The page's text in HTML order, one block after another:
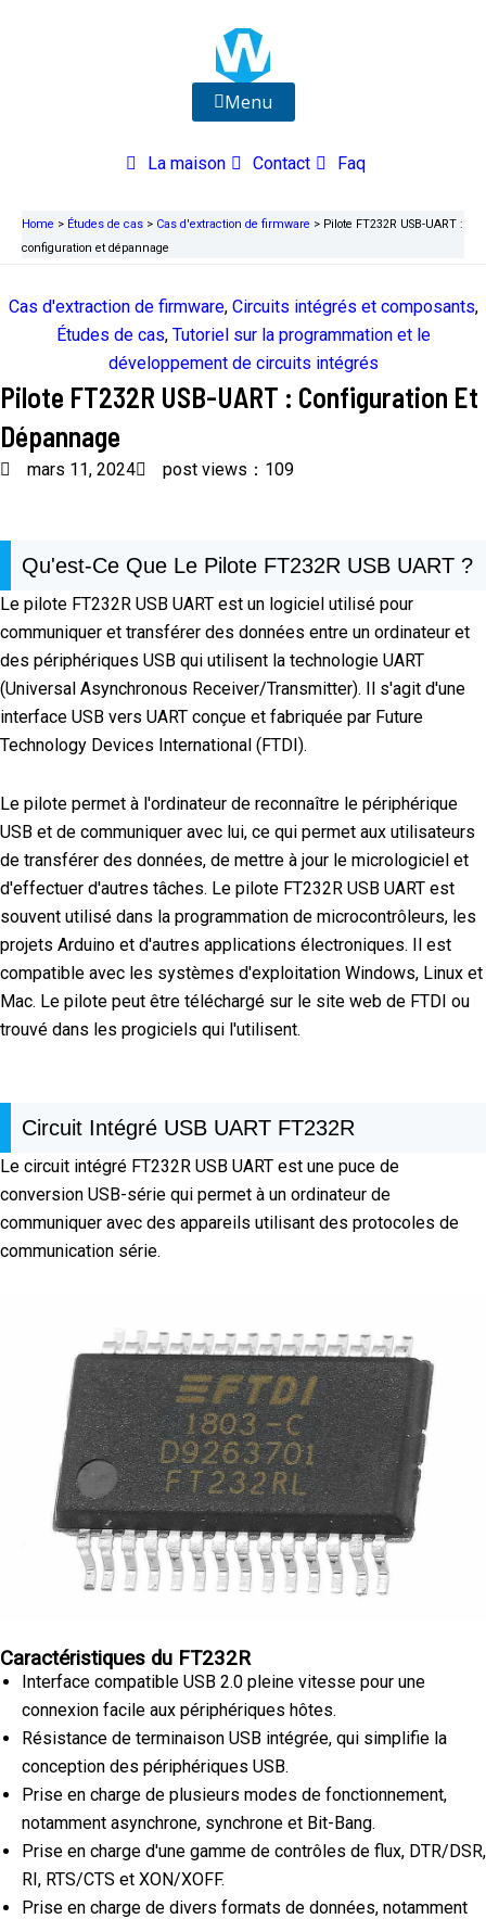
Menu
La maison Contact Faq
Home > Études de cas > Cas d'extraction de firmware > Pilote FT232R USB-UART :
configuration et dépannage
Cas d'extraction de firmware, Circuits intégrés et composants,
Études de cas, Tutoriel sur la programmation et le
développement de circuits intégrés
Pilote FT232R USB-UART : Configuration Et
Dépannage
mars 11, 2024 post views：109
Qu'est-Ce Que Le Pilote FT232R USB UART ?
Le pilote FT232R USB UART est un logiciel utilisé pour
communiquer et transférer des données entre un ordinateur et
des périphériques USB qui utilisent la technologie UART
(Universal Asynchronous Receiver/Transmitter). Il s'agit d'une
interface USB vers UART conçue et fabriquée par Future
Technology Devices International (FTDI).
Le pilote permet à l'ordinateur de reconnaître le périphérique
USB et de communiquer avec lui, ce qui permet aux utilisateurs
de transférer des données, de mettre à jour le micrologiciel et
d'effectuer d'autres tâches. Le pilote FT232R USB UART est
souvent utilisé dans la programmation de microcontrôleurs, les
projets Arduino et d'autres applications électroniques. Il est
compatible avec les systèmes d'exploitation Windows, Linux et
Mac. Le pilote peut être téléchargé sur le site web de FTDI ou
trouvé dans les progiciels qui l'utilisent.
Circuit Intégré USB UART FT232R
Le circuit intégré FT232R USB UART est une puce de
conversion USB-série qui permet à un ordinateur de
communiquer avec des appareils utilisant des protocoles de
communication série.
Caractéristiques du FT232R
Interface compatible USB 2.0 pleine vitesse pour une
connexion facile aux périphériques hôtes.
Résistance de terminaison USB intégrée, qui simplifie la
conception des périphériques USB.
Prise en charge de plusieurs modes de fonctionnement,
notamment asynchrone, synchrone et Bit-Bang.
Prise en charge d'une gamme de contrôles de flux, DTR/DSR,
RI, RTS/CTS et XON/XOFF.
Prise en charge de divers formats de données, notamment